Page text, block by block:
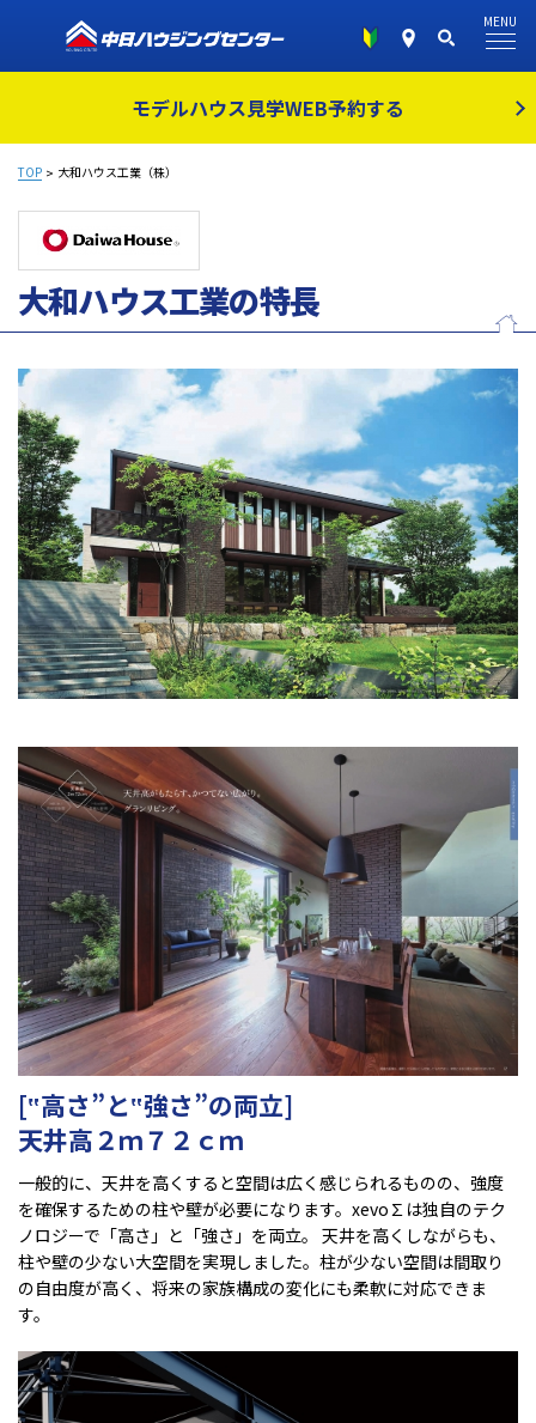
モデルハウス見学WEB予約する
MENU
TOP 大和ハウス工業（株）
大和ハウス工業の特長
[‟高さ”と‟強さ”の両立]
天井高２ｍ７２ｃｍ
一般的に、天井を高くすると空間は広く感じられるものの、強度
を確保するための柱や壁が必要になります。xevo∑は独自のテク
ノロジーで「高さ」と「強さ」を両立。 天井を高くしながらも、
柱や壁の少ない大空間を実現しました。柱が少ない空間は間取り
の自由度が高く、将来の家族構成の変化にも柔軟に対応できま
す。